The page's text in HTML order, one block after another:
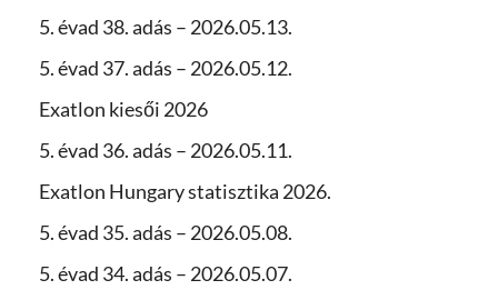
5. évad 38. adás – 2026.05.13.
5. évad 37. adás – 2026.05.12.
Exatlon kiesői 2026
5. évad 36. adás – 2026.05.11.
Exatlon Hungary statisztika 2026.
5. évad 35. adás – 2026.05.08.
5. évad 34. adás – 2026.05.07.